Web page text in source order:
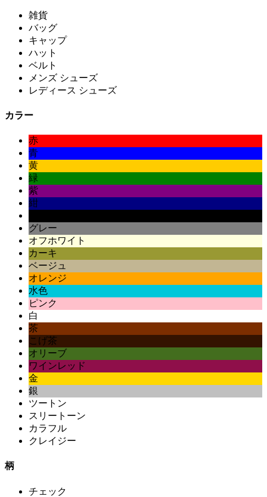
雑貨
バッグ
キャップ
ハット
ベルト
メンズ シューズ
レディース シューズ
カラー
赤
青
黄
緑
紫
紺
グレー
オフホワイト
カーキ
ベージュ
オレンジ
水色
ピンク
白
茶
こげ茶
オリーブ
ワインレッド
金
銀
ツートン
スリートーン
カラフル
クレイジー
柄
チェック